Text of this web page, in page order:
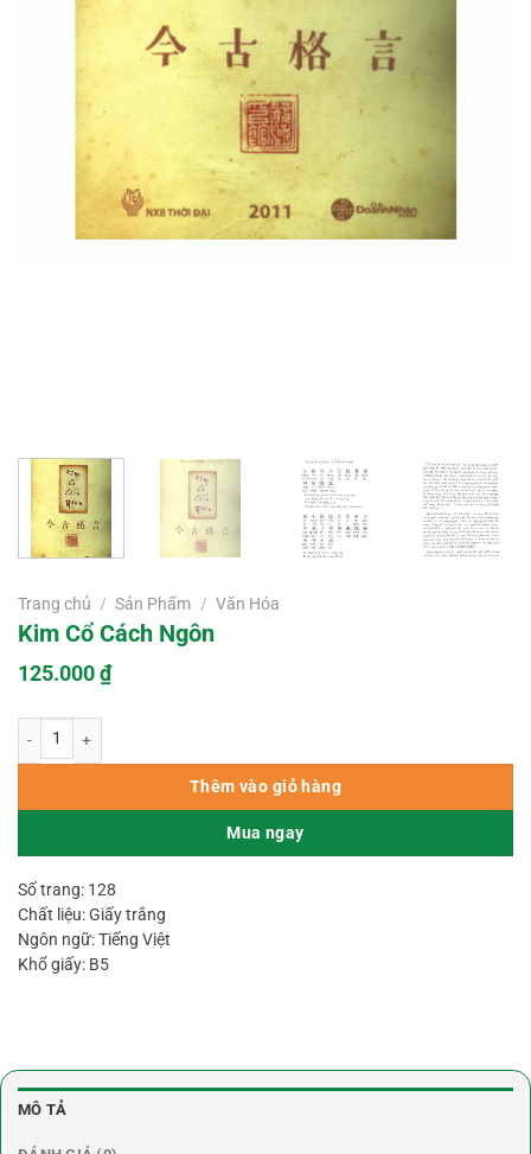
Trang chủ / Sản Phẩm / Văn Hóa
Kim Cổ Cách Ngôn
125.000₫
Thêm vào giỏ hàng
Mua ngay
Số trang: 128
Chất liệu: Giấy trắng
Ngôn ngữ: Tiếng Việt
Khổ giấy: B5
MÔ TẢ